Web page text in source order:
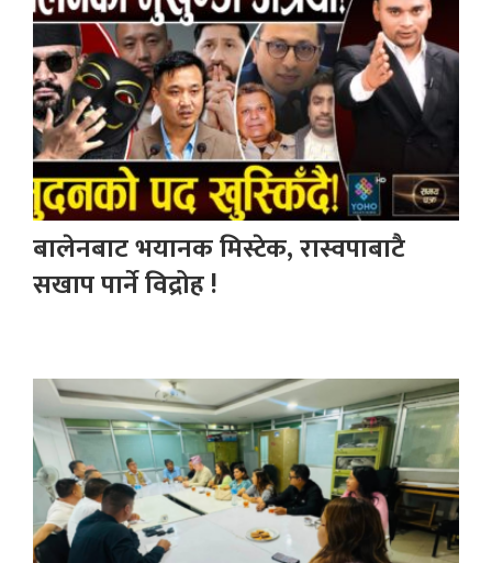
बालेनबाट भयानक मिस्टेक, रास्वपाबाटै
सखाप पार्ने विद्रोह !